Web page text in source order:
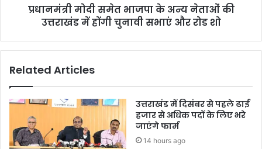
प्रधानमंत्री मोदी समेत भाजपा के अन्य नेताओं की
उत्तराखंड में होंगी चुनावी सभाएं और रोड शो
Related Articles
उत्तराखंड में दिसंबर से पहले ढाई
हजार से अधिक पदों के लिए भरे
जाएंगे फार्म
14 hours ago